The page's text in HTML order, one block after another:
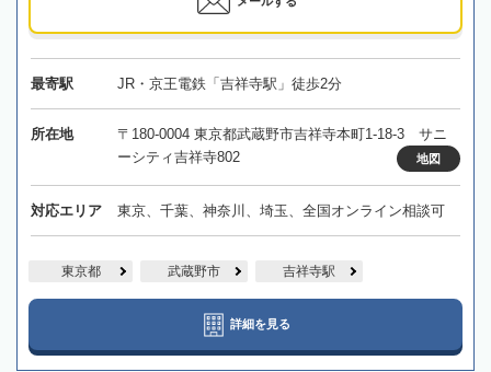
最寄駅 JR・京王電鉄「吉祥寺駅」徒歩2分
所在地
〒180-0004 東京都武蔵野市吉祥寺本町1-18-3 サニ
ーシティ吉祥寺802
地図
対応エリア 東京、千葉、神奈川、埼玉、全国オンライン相談可
東京都 武蔵野市 吉祥寺駅
詳細を見る